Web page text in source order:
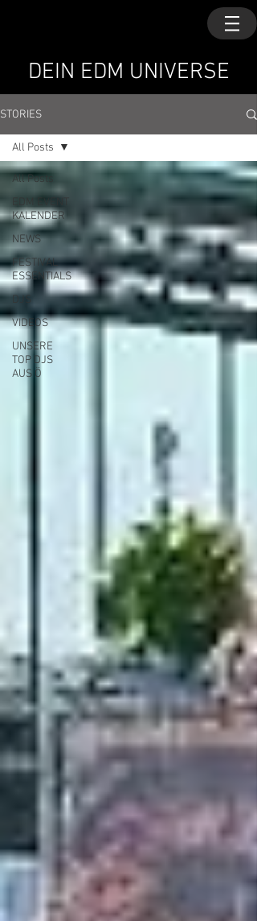
DEIN EDM UNIVERSE
STORIES
All Posts
EDM EVENT
KALENDER
NEWS
FESTIVAL
ESSENTIALS
DJS
VIDEOS
UNSERE
TOP DJS
AUS Ö
All Posts